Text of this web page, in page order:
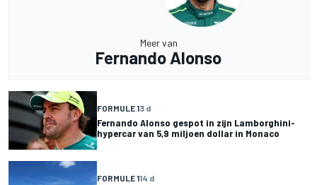
Meer van
Fernando Alonso
FORMULE 13 d
Fernando Alonso gespot in zijn Lamborghini-
hypercar van 5,9 miljoen dollar in Monaco
FORMULE 114 d